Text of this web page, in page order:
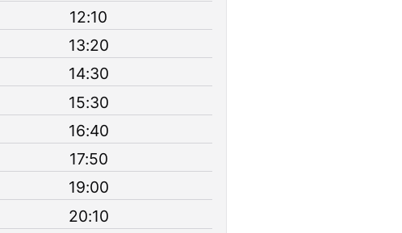
12:10
13:20
14:30
15:30
16:40
17:50
19:00
20:10